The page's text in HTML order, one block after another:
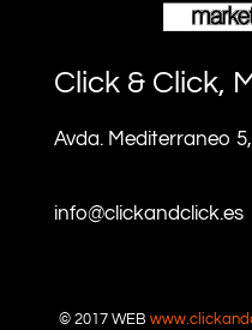
Click & Click,
Avda. Mediterraneo
info@clickandclick.es
© 2017 WEB